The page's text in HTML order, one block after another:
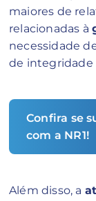
maiores de
relacionadas à
necessidade
de integridade
Confira se
com a NR1!
Além disso, a